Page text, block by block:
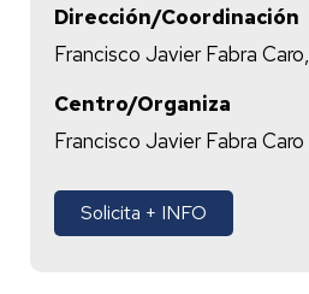
Dirección/Coordinación
Francisco Javier Fabra Caro,
Centro/Organiza
Francisco Javier Fabra Caro
Solicita + INFO